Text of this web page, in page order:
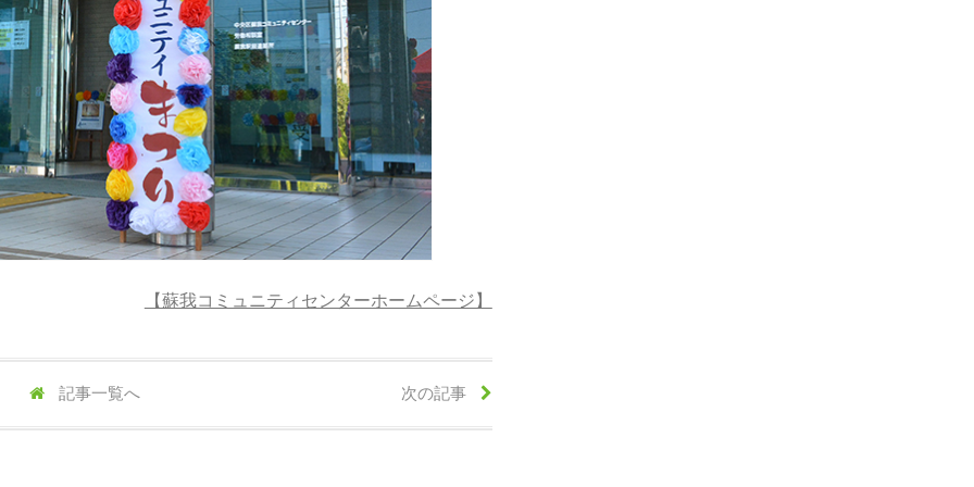
【蘇我コミュニティセンターホームページ】
記事一覧へ 次の記事